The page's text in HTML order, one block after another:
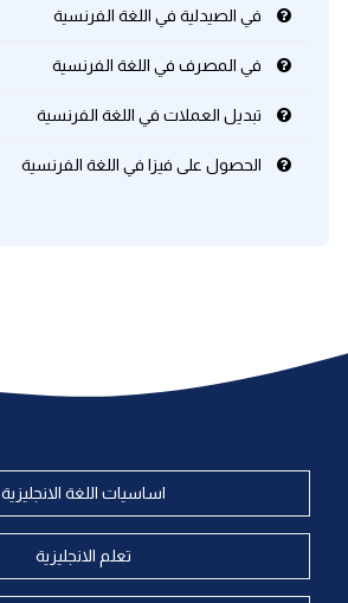
في الصيدلية في اللغة الفرنسية
في المصرف في اللغة الفرنسية
تبديل العملات في اللغة الفرنسية
الحصول على فيزا في اللغة الفرنسية
اساسيات اللغة الانجليزية
تعلم الانجليزية